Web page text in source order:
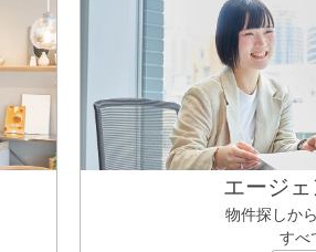
エージ
物件探しか
すべ